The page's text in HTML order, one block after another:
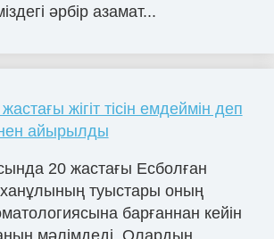
әрбір азамат...
жігіт тісін емдеймін деп
айырылды
20 жастағы Есболған
туыстары оның
барғаннан кейін
мәлімдеді. Олардың ...